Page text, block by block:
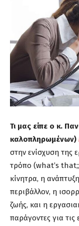
Τι μας είπε ο κ.
καλοπληρωμένων)
στην ενίσχυση της
τρόπο (what’s
κίνητρα, η
περιβάλλον, η
ζωής, και η
παράγοντες για